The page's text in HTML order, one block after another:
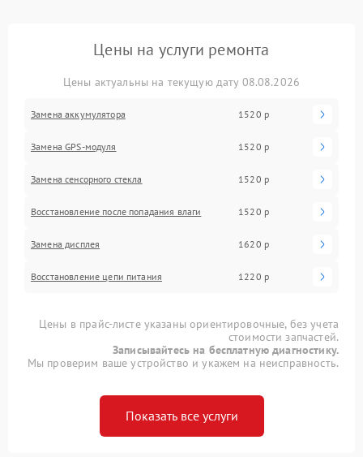
Цены на услуги ремонта
Цены актуальны на текущую дату 08.08.2026
Замена аккумулятора 1520 р
Замена GPS-модуля 1520 р
Замена сенсорного стекла 1520 р
Восстановление после попадания влаги 1520 р
Замена дисплея 1620 р
Восстановление цепи питания 1220 р
Цены в прайс-листе указаны ориентировочные, без учета
стоимости запчастей.
Записывайтесь на бесплатную диагностику.
Мы проверим ваше устройство и укажем на неисправность.
Показать все услуги